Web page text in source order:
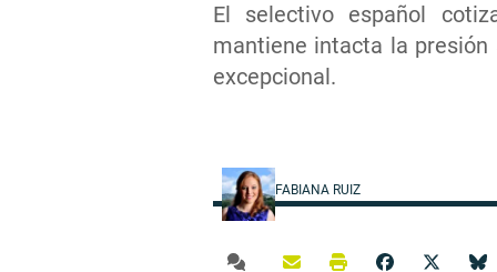
El selectivo español
mantiene intacta la
excepcional.
FABIANA RUIZ